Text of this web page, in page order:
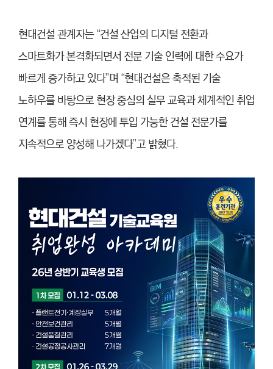
현대건설 관계자는 “건설 산업의 디지털 전환과
스마트화가 본격화되면서 전문 기술 인력에 대한 수요가
빠르게 증가하고 있다”며 “현대건설은 축적된 기술
노하우를 바탕으로 현장 중심의 실무 교육과 체계적인 취업
연계를 통해 즉시 현장에 투입 가능한 건설 전문가를
지속적으로 양성해 나가겠다”고 밝혔다.